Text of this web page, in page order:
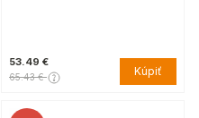
53.49 €
65.43 € Kúpiť